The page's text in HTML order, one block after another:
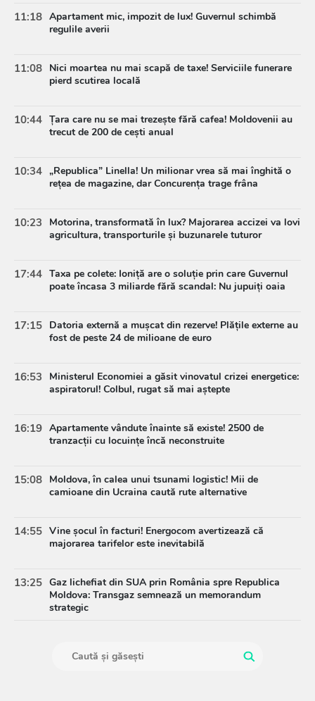
11:18 Apartament mic, impozit de lux! Guvernul schimbă
regulile averii
11:08 Nici moartea nu mai scapă de taxe! Serviciile funerare
pierd scutirea locală
10:44 Țara care nu se mai trezește fără cafea! Moldovenii au
trecut de 200 de cești anual
10:34 „Republica” Linella! Un milionar vrea să mai înghită o
rețea de magazine, dar Concurența trage frâna
10:23
Motorina, transformată în lux? Majorarea accizei va lovi
agricultura, transporturile și buzunarele tuturor
17:44 Taxa pe colete: Ioniță are o soluție prin care Guvernul
poate încasa 3 miliarde fără scandal: Nu jupuiți oaia
17:15 Datoria externă a mușcat din rezerve! Plățile externe au
fost de peste 24 de milioane de euro
16:53
Ministerul Economiei a găsit vinovatul crizei energetice:
aspiratorul! Colbul, rugat să mai aștepte
16:19 Apartamente vândute înainte să existe! 2500 de
tranzacții cu locuințe încă neconstruite
15:08 Moldova, în calea unui tsunami logistic! Mii de
camioane din Ucraina caută rute alternative
14:55 Vine șocul în facturi! Energocom avertizează că
majorarea tarifelor este inevitabilă
13:25 Gaz lichefiat din SUA prin România spre Republica
Moldova: Transgaz semnează un memorandum
strategic